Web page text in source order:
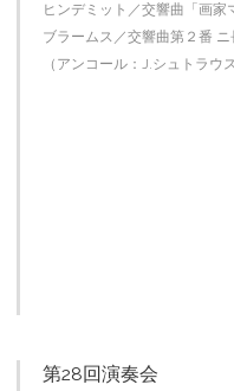
ヒンデミット／交響曲「画家
ブラームス／交響曲第２番 ニ
（アンコール：J.シュトラウ
第28回演奏会